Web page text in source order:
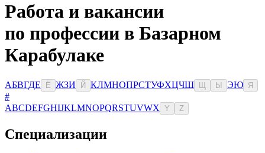
Работа и вакансии
по профессии в Базарном
Карабулаке
АБВГДЕ Ё ЖЗИ Й КЛМНОПРСТУФХЦЧШ Ы ЭЮ Я
#
ABCDEFGHIJKLMNOPQRSTUVWX Y Z
Специализации